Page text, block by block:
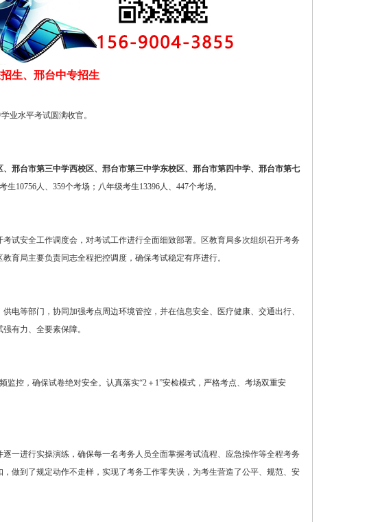
生、邢台中专招生
业水平考试圆满收官。
邢台市第三中学西校区、邢台市第三中学东校区、邢台市第四中学、邢台市第七
生10756人、359个考场；八年级考生13396人、447个考场。
试安全工作调度会，对考试工作进行全面细致部署。区教育局多次组织召开考务
育局主要负责同志全程把控调度，确保考试稳定有序进行。
电等部门，协同加强考点周边环境管控，并在信息安全、医疗健康、交通出行、
有力、全要素保障。
控，确保试卷绝对安全。认真落实“2＋1”安检模式，严格考点、考场双重安
一进行实操演练，确保每一名考务人员全面掌握考试流程、应急操作等全程考务
做到了规定动作不走样，实现了考务工作零失误，为考生营造了公平、规范、安